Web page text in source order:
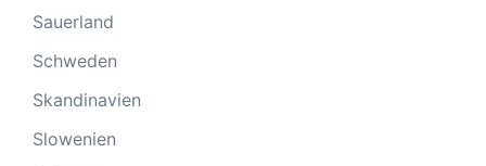
Sauerland
Schweden
Skandinavien
Slowenien